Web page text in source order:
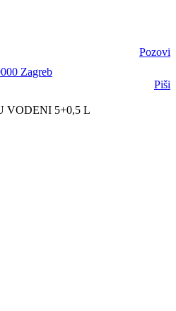
Pozovi
Zagreb
Piši
VODENI 5+0,5 L